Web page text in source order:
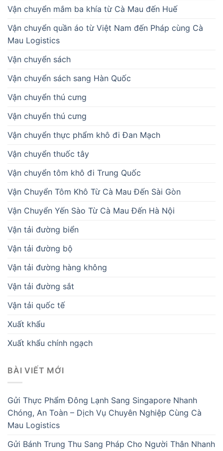
Vận chuyển mắm ba khía từ Cà Mau đến Huế
Vận chuyển quần áo từ Việt Nam đến Pháp cùng Cà
Mau Logistics
Vận chuyển sách
Vận chuyển sách sang Hàn Quốc
Vận chuyển thú cưng
Vận chuyển thú cưng
Vận chuyển thực phẩm khô đi Đan Mạch
Vận chuyển thuốc tây
Vận chuyển tôm khô đi Trung Quốc
Vận Chuyển Tôm Khô Từ Cà Mau Đến Sài Gòn
Vận Chuyển Yến Sào Từ Cà Mau Đến Hà Nội
Vận tải đường biển
Vận tải đường bộ
Vận tải đường hàng không
Vận tải đường sắt
Vận tải quốc tế
Xuất khẩu
Xuất khẩu chính ngạch
BÀI VIẾT MỚI
Gửi Thực Phẩm Đông Lạnh Sang Singapore Nhanh
Chóng, An Toàn – Dịch Vụ Chuyên Nghiệp Cùng Cà
Mau Logistics
Gửi Bánh Trung Thu Sang Pháp Cho Người Thân Nhanh